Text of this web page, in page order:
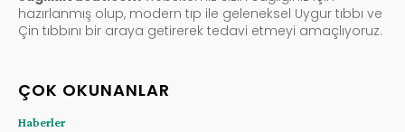
hazırlanmış olup, modern tıp ile geleneksel Uygur tıbbı ve
Çin tıbbını bir araya getirerek tedavi etmeyi amaçlıyoruz.
ÇOK OKUNANLAR
Haberler